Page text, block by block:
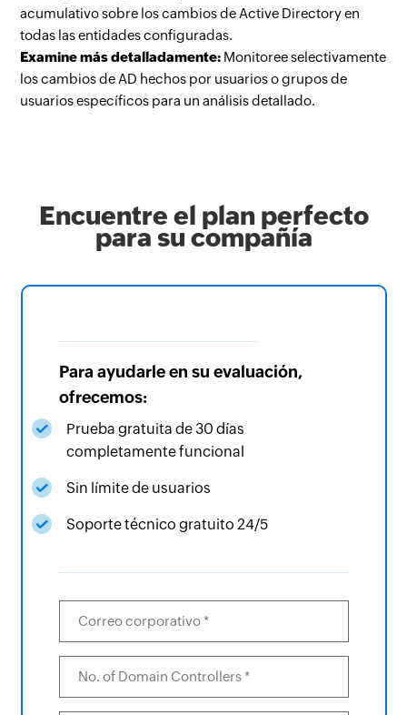
acumulativo sobre los cambios de Active Directory en
todas las entidades configuradas.
Examine más detalladamente: Monitoree selectivamente
los cambios de AD hechos por usuarios o grupos de
usuarios específicos para un análisis detallado.
Encuentre el plan perfecto
para su compañía
Para ayudarle en su evaluación,
ofrecemos:
Prueba gratuita de 30 días
completamente funcional
Sin límite de usuarios
Soporte técnico gratuito 24/5